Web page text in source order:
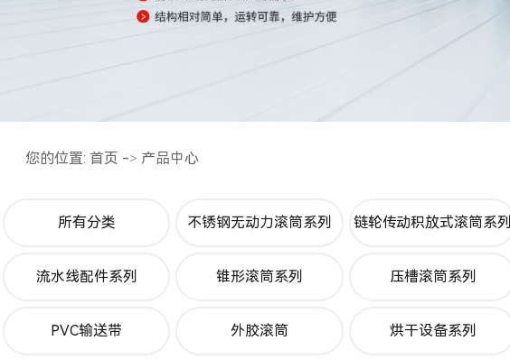
您的位置: 首页 -> 产品中心
所有分类 不锈钢无动力滚筒系列 链轮传动积放式滚筒系列
流水线配件系列 锥形滚筒系列 压槽滚筒系列
PVC输送带 外胶滚筒 烘干设备系列